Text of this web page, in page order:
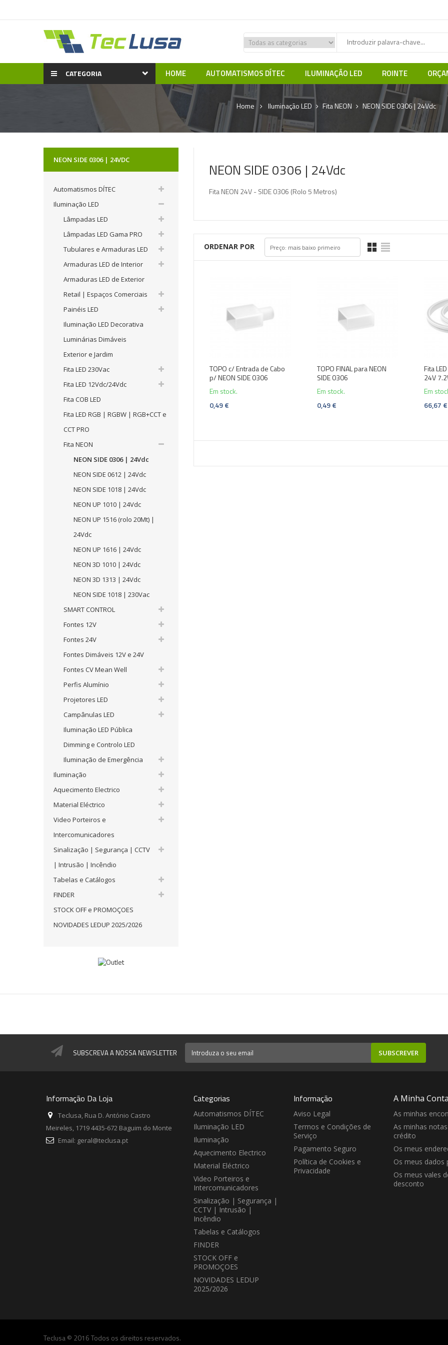
CATEGORIA HOME AUTOMATISMOS DÍTEC ILUMINAÇÃO LED ROINTE
Home Iluminação LED Fita NEON NEON SIDE 0306 | 24Vdc
NEON SIDE 0306 | 24VDC
Automatismos DÍTEC
Iluminação LED
Lâmpadas LED
Lâmpadas LED Gama PRO
Tubulares e Armaduras LED
Armaduras LED de Interior
Armaduras LED de Exterior
Retail | Espaços Comerciais
Painéis LED
Iluminação LED Decorativa
Luminárias Dimáveis
Exterior e Jardim
Fita LED 230Vac
Fita LED 12Vdc/24Vdc
Fita COB LED
Fita LED RGB | RGBW | RGB+CCT e
CCT PRO
Fita NEON
NEON SIDE 0306 | 24Vdc
NEON SIDE 0612 | 24Vdc
NEON SIDE 1018 | 24Vdc
NEON UP 1010 | 24Vdc
NEON UP 1516 (rolo 20Mt) |
24Vdc
NEON UP 1616 | 24Vdc
NEON 3D 1010 | 24Vdc
NEON 3D 1313 | 24Vdc
NEON SIDE 1018 | 230Vac
SMART CONTROL
Fontes 12V
Fontes 24V
Fontes Dimáveis 12V e 24V
Fontes CV Mean Well
Perfis Alumínio
Projetores LED
Campânulas LED
Iluminação LED Pública
Dimming e Controlo LED
Iluminação de Emergência
Iluminação
Aquecimento Electrico
Material Eléctrico
Video Porteiros e
Intercomunicadores
Sinalização | Segurança | CCTV
| Intrusão | Incêndio
Tabelas e Catálogos
FINDER
STOCK OFF e PROMOÇOES
NOVIDADES LEDUP 2025/2026
NEON SIDE 0306 | 24Vdc
Fita NEON 24V - SIDE 0306 (Rolo 5 Metros)
ORDENAR POR Preço: mais baixo primeiro
TOPO c/ Entrada de Cabo
p/ NEON SIDE 0306
Em stock.
0,49 €
TOPO FINAL para NEON
SIDE 0306
Em stock.
0,49 €
Fita
24V
Em
66,67 €
SUBSCREVA A NOSSA NEWSLETTER SUBSCREVER
Informação Da Loja
Teclusa, Rua D. António Castro
Meireles, 1719 4435-672 Baguim do Monte
Email: geral@teclusa.pt
Categorias
Automatismos DÍTEC
Iluminação LED
Iluminação
Aquecimento Electrico
Material Eléctrico
Video Porteiros e
Intercomunicadores
Sinalização | Segurança |
CCTV | Intrusão |
Incêndio
Tabelas e Catálogos
FINDER
STOCK OFF e
PROMOÇOES
NOVIDADES LEDUP
2025/2026
Informação
Aviso Legal
Termos e Condições de
Serviço
Pagamento Seguro
Política de Cookies e
Privacidade
A Minha Conta
As minhas
As minhas
crédito
Os meus
Os meus dados
Os meus vales
desconto
Teclusa © 2016 Todos os direitos reservados.